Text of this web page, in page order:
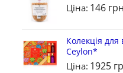
Ціна: 146 грн
Колекція для
Ceylon*
Ціна: 1925